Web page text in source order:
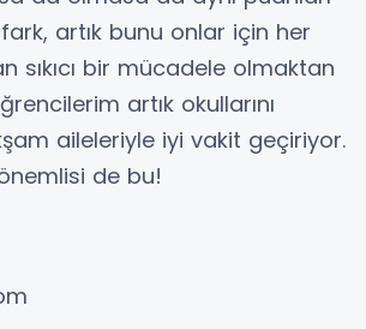
artık bunu onlar için her
sıkıcı bir mücadele olmaktan
artık okullarını
aileleriyle iyi vakit geçiriyor.
de bu!